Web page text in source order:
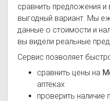
сравнить предложения
выгодный вариант. Мы
данные о стоимости и
вы видели реальные
Сервис позволяет
сравнить цены на
аптеках
проверить наличие